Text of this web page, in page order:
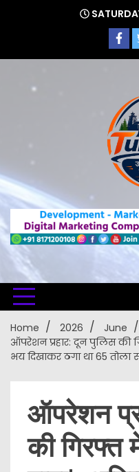
Uttarakhand Hindi
Home 2026 June
​ऑपरेशन प्रहार: दून पुलिस की
भय दिखाकर ठगा था 65 तोला
​ऑपरेशन
की गिरफ्त